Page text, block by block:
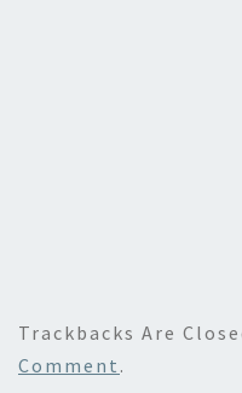
Trackbacks Are
Comment .